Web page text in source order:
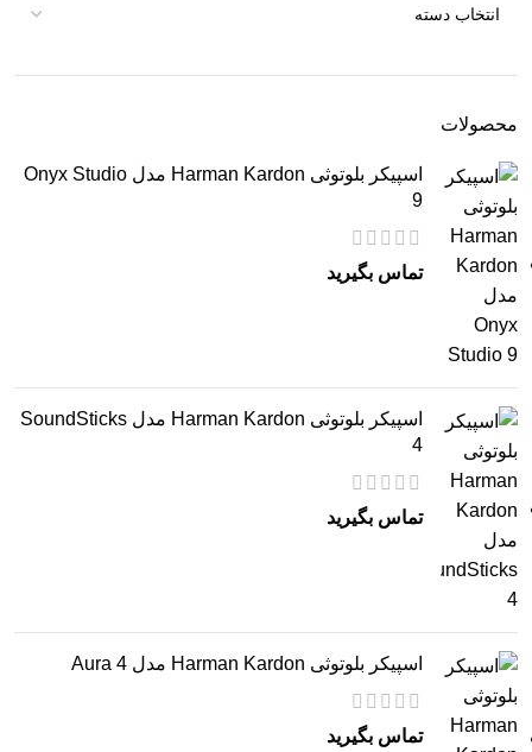
محصولات
اسپیکر بلوتوثی Harman Kardon مدل Onyx Studio
9
تماس بگیرید
اسپیکر بلوتوثی Harman Kardon مدل SoundSticks
4
تماس بگیرید
اسپیکر بلوتوثی Harman Kardon مدل Aura 4
تماس بگیرید